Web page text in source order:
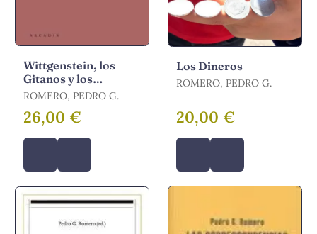
Wittgenstein, los
Gitanos y los
Flamencos
ROMERO, PEDRO G.
26,00 €
Los Dineros
ROMERO, PEDRO G.
20,00 €